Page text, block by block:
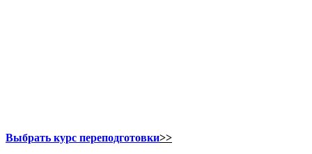
Выбрать курс переподготовки>>